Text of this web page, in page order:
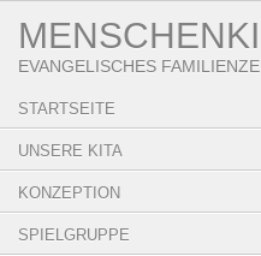
EVANGELISCHES
STARTSEITE
UNSERE KITA
KONZEPTION
SPIELGRUPPE